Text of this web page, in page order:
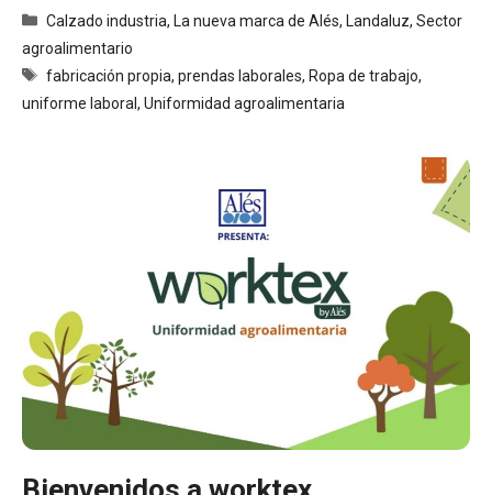
Categorías
Calzado industria,La nueva marca de Alés,Landaluz,Sector
agroalimentario
Etiquetas
fabricación propia,prendas laborales,Ropa de trabajo,
uniforme laboral, Uniformidad agroalimentaria